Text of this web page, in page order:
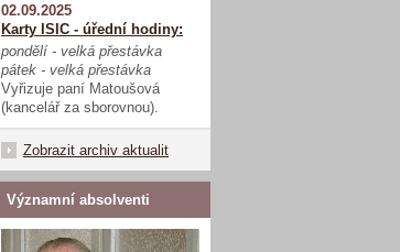
02.09.2025
Karty ISIC - úřední hodiny:
pondělí - velká přestávka
pátek - velká přestávka
Vyřizuje paní Matoušová
(kancelář za sborovnou).
Zobrazit archiv aktualit
Významní absolventi